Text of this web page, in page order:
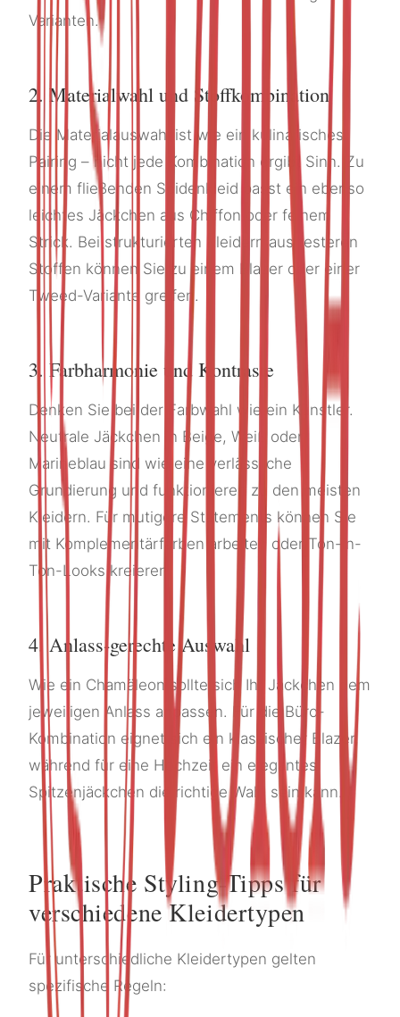
Varianten.
2. Materialwahl und Stoffkombination
Die Materialauswahl ist wie ein kulinarisches
Pairing – nicht jede Kombination ergibt Sinn. Zu
einem fließenden Seidenkleid passt ein ebenso
leichtes Jäckchen aus Chiffon oder feinem
Strick. Bei strukturierten Kleidern aus festeren
Stoffen können Sie zu einem Blazer oder einer
Tweed-Variante greifen.
3. Farbharmonie und Kontraste
Denken Sie bei der Farbwahl wie ein Künstler.
Neutrale Jäckchen in Beige, Weiß oder
Marineblau sind wie eine verlässliche
Grundierung und funktionieren zu den meisten
Kleidern. Für mutigere Statements können Sie
mit Komplementärfarben arbeiten oder Ton-in-
Ton-Looks kreieren.
4. Anlass-gerechte Auswahl
Wie ein Chamäleon sollte sich Ihr Jäckchen dem
jeweiligen Anlass anpassen. Für die Büro-
Kombination eignet sich ein klassischer Blazer,
während für eine Hochzeit ein elegantes
Spitzenjäckchen die richtige Wahl sein kann.
Praktische Styling-Tipps für
verschiedene Kleidertypen
Für unterschiedliche Kleidertypen gelten
spezifische Regeln: